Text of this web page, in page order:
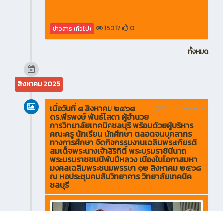
ข่าวสาร (ทั่วไป) 15017 0
ทั้งหมด
สิงหาคม 2025
12 เดือน ที่ผ่านมา
เมื่อวันที่ ๘ สิงหาคม ๒๕๖๘
ดร.พีรพงษ์ พันธ์โสดา ผู้อำนวย
การวิทยาลัยเทคนิคชลบุรี พร้อมด้วยผู้บริหาร
คณะครู นักเรียน นักศึกษา ตลอดจนบุคลากร
ทางการศึกษา จัดกิจกรรมงานเฉลิมพระเกียรติ
สมเด็จพระนางเจ้าสิริกิติ์ พระบรมราชินีนาถ
พระบรมราชชนนีพันปีหลวง เนื่องในโอกาสมหา
มงคลเฉลิมพระชนมพรรษา ๑๒ สิงหาคม ๒๕๖๘
ณ หอประชุมคมสันวิทยาคาร วิทยาลัยเทคนิค
ชลบุรี